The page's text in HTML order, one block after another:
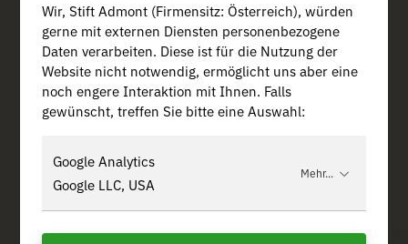
Wir, Stift Admont (Firmensitz: Österreich), würden
gerne mit externen Diensten personenbezogene
Daten verarbeiten. Diese ist für die Nutzung der
Website nicht notwendig, ermöglicht uns aber eine
noch engere Interaktion mit Ihnen. Falls
gewünscht, treffen Sie bitte eine Auswahl:
Google Analytics
Google LLC, USA
Mehr...